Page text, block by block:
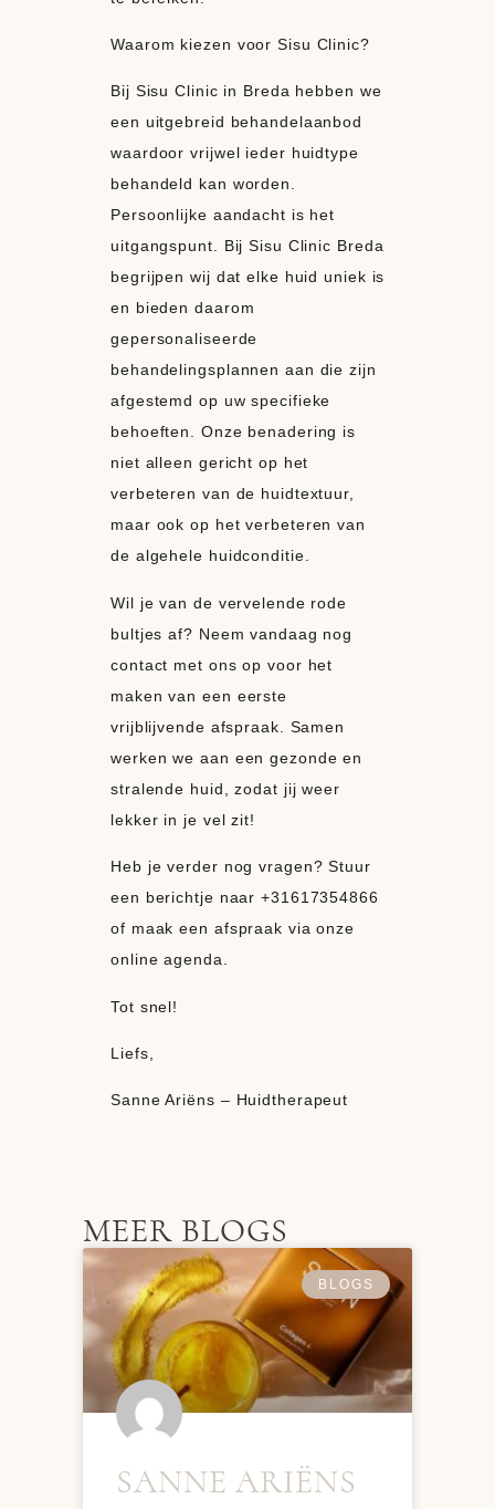
Waarom kiezen voor Sisu Clinic?
Bij Sisu Clinic in Breda hebben we
een uitgebreid behandelaanbod
waardoor vrijwel ieder huidtype
behandeld kan worden.
Persoonlijke aandacht is het
uitgangspunt. Bij Sisu Clinic Breda
begrijpen wij dat elke huid uniek is
en bieden daarom
gepersonaliseerde
behandelingsplannen aan die zijn
afgestemd op uw specifieke
behoeften. Onze benadering is
niet alleen gericht op het
verbeteren van de huidtextuur,
maar ook op het verbeteren van
de algehele huidconditie.
Wil je van de vervelende rode
bultjes af? Neem vandaag nog
contact met ons op voor het
maken van een eerste
vrijblijvende afspraak. Samen
werken we aan een gezonde en
stralende huid, zodat jij weer
lekker in je vel zit!
Heb je verder nog vragen? Stuur
een berichtje naar +31617354866
of maak een afspraak via onze
online agenda.
Tot snel!
Liefs,
Sanne Ariëns – Huidtherapeut
MEER BLOGS
BLOGS
SANNE ARIËNS